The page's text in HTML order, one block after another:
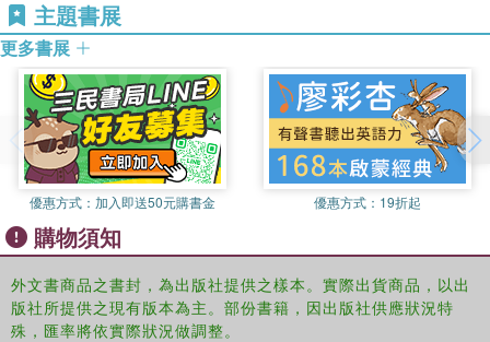
important to understand and document the
production methods adopted and implemented in
recent times for harvesting maximum benefits of the crop.
Apples: Preharvest and Postharvest
Technologydocuments production practices along with
detailed illustration on varieties, rootstocks, important
cultural practices and post-harvest management. This
book will serve as a complete guide for apple production
from farm to fork and will help students, scholars,
researchers and scientists working in this domain. The
book will also help growers all over the world to
understand best practices for apple production, to harvest
maximum yields, and in turn, to increase their returns.
主題書展
更多書展
優惠方式： 加入即送50元購書金 優惠方式： 19折起
購物須知
外文書商品之書封，為出版社提供之樣本。實際出貨商品，以出
版社所提供之現有版本為主。部份書籍，因出版社供應狀況特
殊，匯率將依實際狀況做調整。